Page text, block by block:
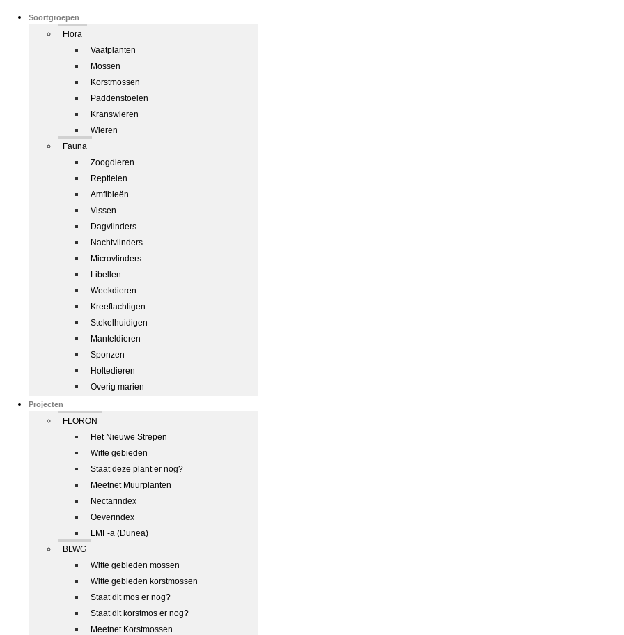
Soortgroepen
Flora
Vaatplanten
Mossen
Korstmossen
Paddenstoelen
Kranswieren
Wieren
Fauna
Zoogdieren
Reptielen
Amfibieën
Vissen
Dagvlinders
Nachtvlinders
Microvlinders
Libellen
Weekdieren
Kreeftachtigen
Stekelhuidigen
Manteldieren
Sponzen
Holtedieren
Overig marien
Projecten
FLORON
Het Nieuwe Strepen
Witte gebieden
Staat deze plant er nog?
Meetnet Muurplanten
Nectarindex
Oeverindex
LMF-a (Dunea)
BLWG
Witte gebieden mossen
Witte gebieden korstmossen
Staat dit mos er nog?
Staat dit korstmos er nog?
Meetnet Korstmossen